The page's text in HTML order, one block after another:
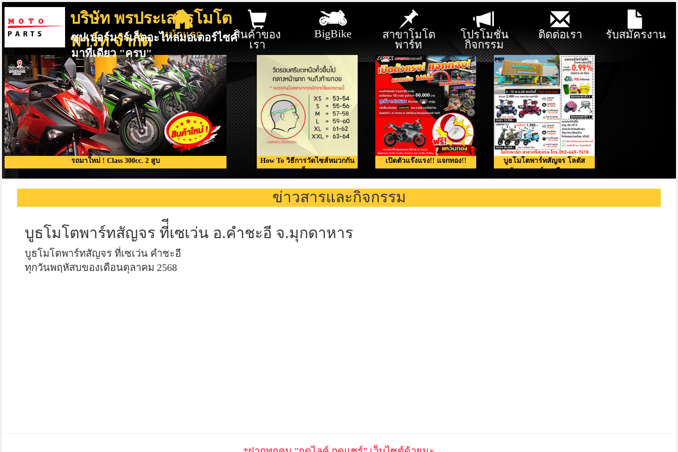
บริษัท พรประเสริฐโมโต
พาร์ท จำกัด
ซุปเปอร์มาร์เก็ตอะไหล่มอเตอร์ไซค์
มาที่เดียว "ครบ"
หน้าแรก
สินค้าของ
เรา
BigBike
สาขาโมโต
พาร์ท
โปรโมชั่น
กิจกรรม
ติดต่อเรา รับสมัครงาน
รถมาใหม่ ! Class 300cc. 2 สูบ
How To วิธีการวัดไซส์หมวกกัน
น็อค
เปิดตัวแร๊งแรง!! แจกทอง!!
บูธโมโตพาร์ทสัญจร โลตัส
กันทรารมย์ จ.ศรีสะเกษ
ข่าวสารและกิจกรรม
บูธโมโตพาร์ทสัญจร ที่ีเซเว่น อ.คำชะอี จ.มุกดาหาร
บูธโมโตพาร์ทสัญจร ที่เซเว่น คำชะอี
ทุกวันพฤหัสบของเดือนตุลาคม 2568